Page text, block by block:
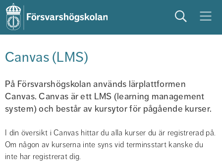
Sök Meny
studera på campus
Canvas (LMS)
På Försvarshögskolan används lärplattformen
Canvas. Canvas är ett LMS (learning management
system) och består av kursytor för pågående kurser.
I din översikt i Canvas hittar du alla kurser du är registrerad på.
Om någon av kurserna inte syns vid terminsstart kanske du
inte har registrerat dig.